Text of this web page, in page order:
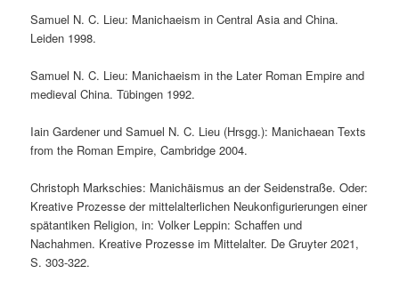
Samuel N. C. Lieu: Manichaeism in Central Asia and China.
Leiden 1998.
Samuel N. C. Lieu: Manichaeism in the Later Roman Empire and
medieval China. Tübingen 1992.
Iain Gardener und Samuel N. C. Lieu (Hrsgg.): Manichaean Texts
from the Roman Empire, Cambridge 2004.
Christoph Markschies: Manichäismus an der Seidenstraße. Oder:
Kreative Prozesse der mittelalterlichen Neukonfigurierungen einer
spätantiken Religion, in: Volker Leppin: Schaffen und
Nachahmen. Kreative Prozesse im Mittelalter. De Gruyter 2021,
S. 303-322.